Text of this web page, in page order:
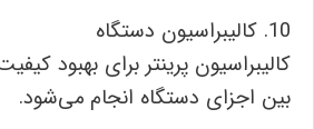
کالیبراسیون پرینتر برای بهبود
بین اجزای دستگاه انجام می‌شود.